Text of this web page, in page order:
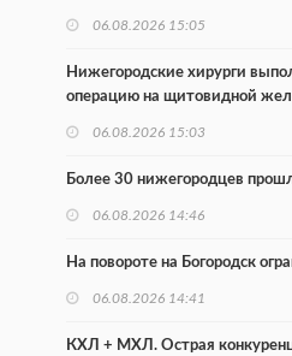
06.08.2026 15:05
Нижегородские хирурги
операцию на щитовидной
06.08.2026 15:03
Более 30 нижегородцев
06.08.2026 14:46
На повороте на Богородск
06.08.2026 14:41
КХЛ + МХЛ. Острая